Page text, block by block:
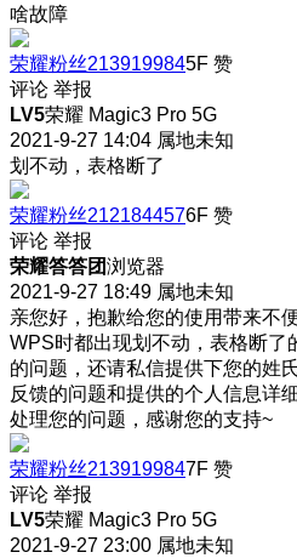
啥故障
荣耀粉丝2139199845F 赞
评论 举报
LV5荣耀 Magic3 Pro 5G
2021-9-27 14:04 属地未知
划不动，表格断了
荣耀粉丝2121844576F 赞
评论 举报
荣耀答答团浏览器
2021-9-27 18:49 属地未知
亲您好，抱歉给您的使用带来不
WPS时都出现划不动，表格断了
的问题，还请私信提供下您的姓
反馈的问题和提供的个人信息详
处理您的问题，感谢您的支持~
荣耀粉丝2139199847F 赞
评论 举报
LV5荣耀 Magic3 Pro 5G
2021-9-27 23:00 属地未知